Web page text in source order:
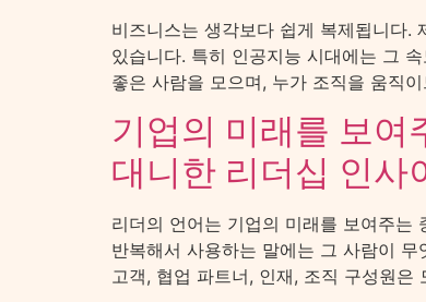
비즈니스는 생각보다 쉽게 복제됩니다.
있습니다. 특히 인공지능 시대에는 그
좋은 사람을 모으며, 누가 조직을 움직
기업의 미래를 보여
대니한 리더십 인
리더의 언어는 기업의 미래를 보여주는
반복해서 사용하는 말에는 그 사람이
고객, 협업 파트너, 인재, 조직 구성원